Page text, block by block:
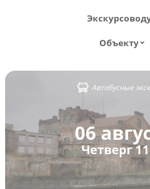
Объекту
Автобусные
06
Четверг